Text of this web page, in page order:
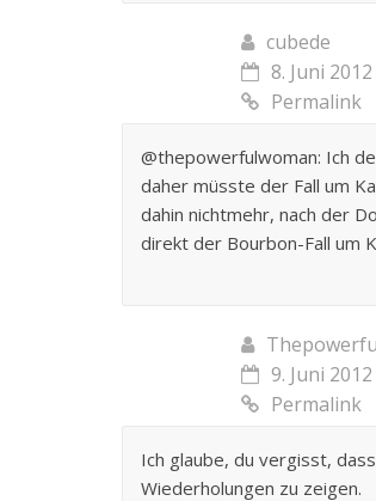
cubede
8. Juni
Permalink
@thepowerfulwoman: Ich
daher müsste der Fall um
dahin nichtmehr, nach der
direkt der Bourbon-Fall um
9. Juni
Permalink
Ich glaube, du vergisst,
Wiederholungen zu zeigen.